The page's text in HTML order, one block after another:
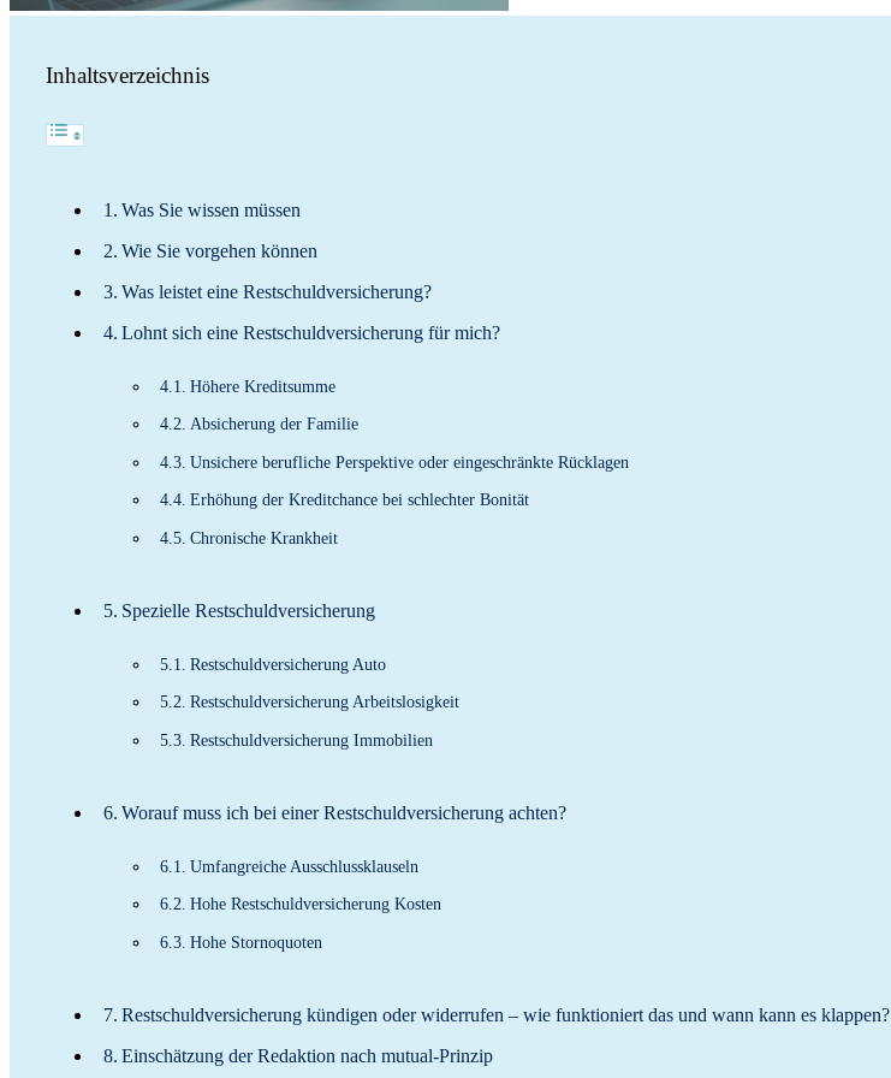
Inhaltsverzeichnis
Was Sie wissen müssen
Wie Sie vorgehen können
Was leistet eine Restschuldversicherung?
Lohnt sich eine Restschuldversicherung für mich?
Höhere Kreditsumme
Absicherung der Familie
Unsichere berufliche Perspektive oder eingeschränkte Rücklagen
Erhöhung der Kreditchance bei schlechter Bonität
Chronische Krankheit
Spezielle Restschuldversicherung
Restschuldversicherung Auto
Restschuldversicherung Arbeitslosigkeit
Restschuldversicherung Immobilien
Worauf muss ich bei einer Restschuldversicherung achten?
Umfangreiche Ausschlussklauseln
Hohe Restschuldversicherung Kosten
Hohe Stornoquoten
Restschuldversicherung kündigen oder widerrufen – wie funktioniert das und wann kann es klappen?
Einschätzung der Redaktion nach mutual-Prinzip